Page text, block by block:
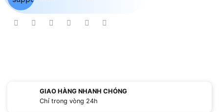
GIAO HÀNG NHANH CHÓNG
Chỉ trong vòng 24h